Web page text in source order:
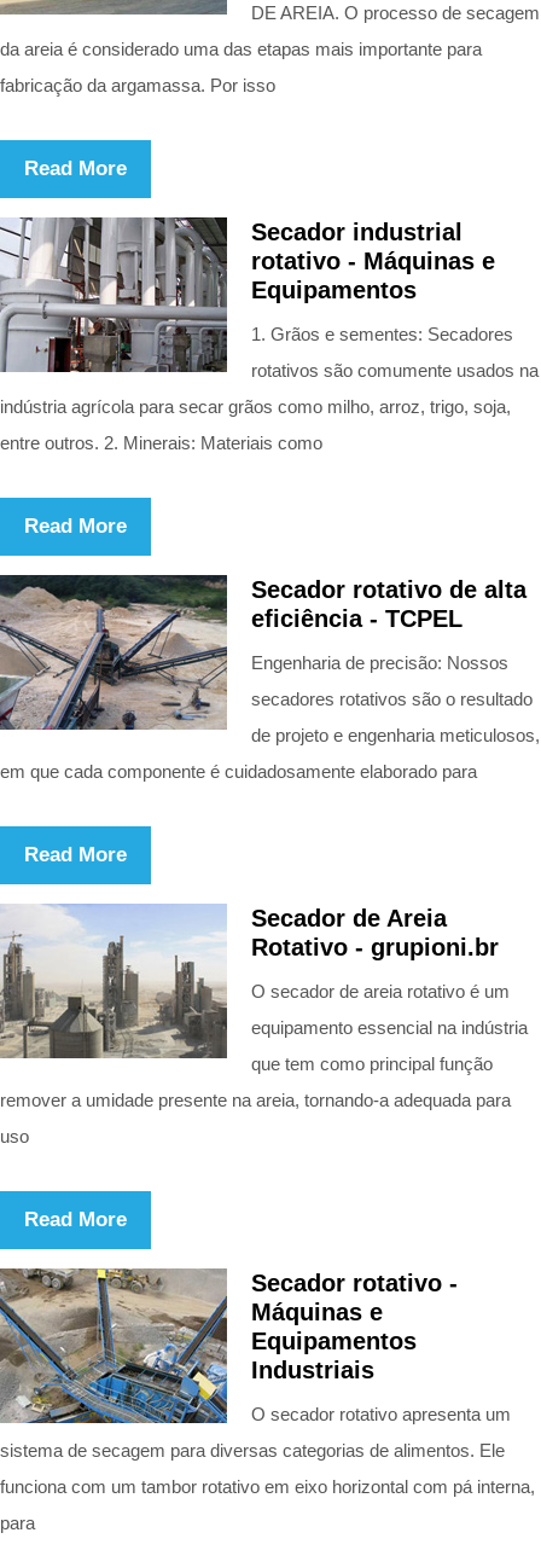
DE AREIA. O processo de secagem
da areia é considerado uma das etapas mais importante para
fabricação da argamassa. Por isso
Read More
Secador industrial
rotativo - Máquinas e
Equipamentos
1. Grãos e sementes: Secadores
rotativos são comumente usados na
indústria agrícola para secar grãos como milho, arroz, trigo, soja,
entre outros. 2. Minerais: Materiais como
Read More
Secador rotativo de alta
eficiência - TCPEL
Engenharia de precisão: Nossos
secadores rotativos são o resultado
de projeto e engenharia meticulosos,
em que cada componente é cuidadosamente elaborado para
Read More
Secador de Areia
Rotativo - grupioni.br
O secador de areia rotativo é um
equipamento essencial na indústria
que tem como principal função
remover a umidade presente na areia, tornando-a adequada para
uso
Read More
Secador rotativo -
Máquinas e
Equipamentos
Industriais
O secador rotativo apresenta um
sistema de secagem para diversas categorias de alimentos. Ele
funciona com um tambor rotativo em eixo horizontal com pá interna,
para